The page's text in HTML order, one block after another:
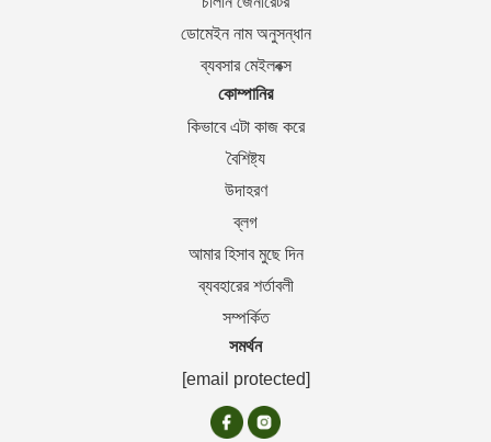
ডোমেইন নাম অনুসন্ধান
ব্যবসার মেইলবক্স
কোম্পানির
কিভাবে এটা কাজ করে
বৈশিষ্ট্য
উদাহরণ
ব্লগ
আমার হিসাব মুছে দিন
ব্যবহারের শর্তাবলী
সম্পর্কিত
সমর্থন
[email protected]